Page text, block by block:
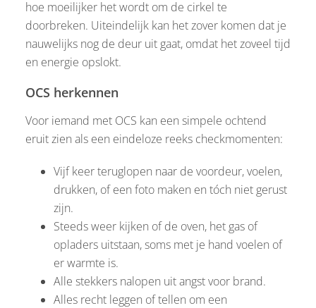
hoe moeilijker het wordt om de cirkel te
doorbreken. Uiteindelijk kan het zover komen dat je
nauwelijks nog de deur uit gaat, omdat het zoveel tijd
en energie opslokt.
OCS herkennen
Voor iemand met OCS kan een simpele ochtend
eruit zien als een eindeloze reeks checkmomenten:
Vijf keer teruglopen naar de voordeur, voelen,
drukken, of een foto maken en tóch niet gerust
zijn.
Steeds weer kijken of de oven, het gas of
opladers uitstaan, soms met je hand voelen of
er warmte is.
Alle stekkers nalopen uit angst voor brand.
Alles recht leggen of tellen om een